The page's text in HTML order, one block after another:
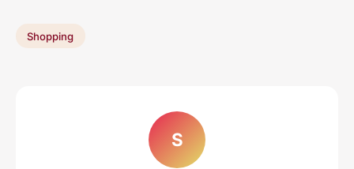
Shopping
S